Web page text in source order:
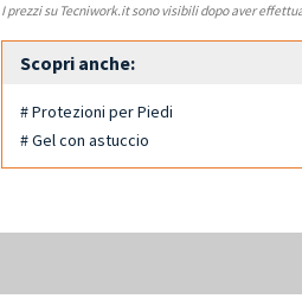
I prezzi su Tecniwork.it sono visibili dopo aver
Scopri anche:
# Protezioni per Piedi
# Gel con astuccio